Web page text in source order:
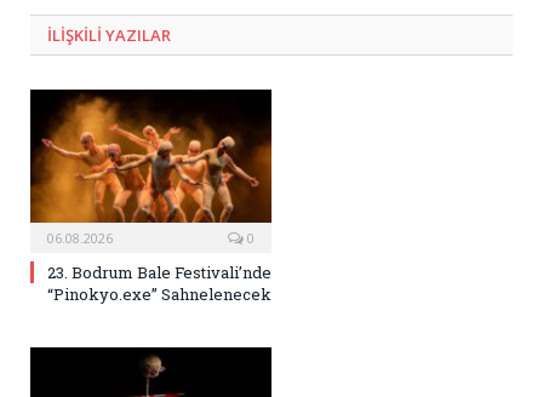
ILIŞKILI YAZILAR
06.08.2026 0
23. Bodrum Bale Festivali’nde
“Pinokyo.exe” Sahnelenecek